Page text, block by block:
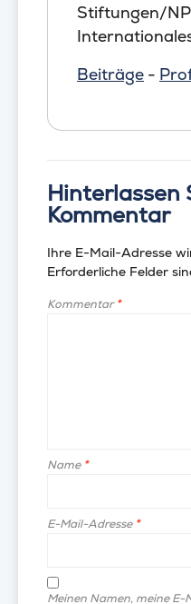
Stiftungen/
Beiträge -
Hinterlassen
Kommentar
Ihre E-Mail-Adresse
Erforderliche Felder
Kommentar*
Name *
E-Mail-Adresse *
Meinen Namen, meine